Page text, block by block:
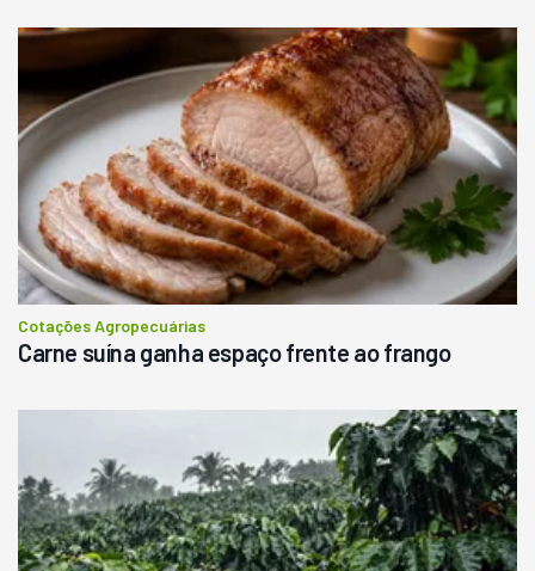
Usado
Pá Carregadeira Cat 966
Ano 1987
Londrina
R$ 145.000
Consultar
Cotações Agropecuárias
Carne suína ganha espaço frente ao frango